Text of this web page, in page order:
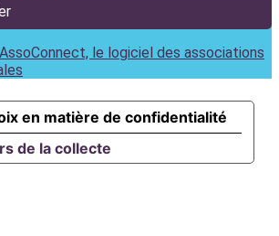
le logiciel des associations
de la collecte
en matière de confidentialité